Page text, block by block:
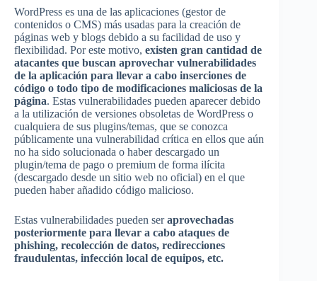
WordPress es una de las aplicaciones (gestor de
contenidos o CMS) más usadas para la creación de
páginas web y blogs debido a su facilidad de uso y
flexibilidad. Por este motivo, existen gran cantidad de
atacantes que buscan aprovechar vulnerabilidades
de la aplicación para llevar a cabo inserciones de
código o todo tipo de modificaciones maliciosas de la
página. Estas vulnerabilidades pueden aparecer debido
a la utilización de versiones obsoletas de WordPress o
cualquiera de sus plugins/temas, que se conozca
públicamente una vulnerabilidad crítica en ellos que aún
no ha sido solucionada o haber descargado un
plugin/tema de pago o premium de forma ilícita
(descargado desde un sitio web no oficial) en el que
pueden haber añadido código malicioso.
Estas vulnerabilidades pueden seraprovechadas
posteriormente para llevar a cabo ataques de
phishing, recolección de datos, redirecciones
fraudulentas, infección local de equipos, etc.